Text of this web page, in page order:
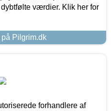
værdier. Klik her for
Pilgrim.dk
forhandlere af